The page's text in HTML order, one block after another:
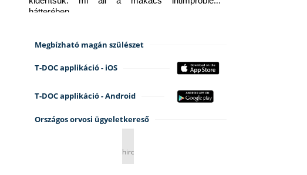
hátterében.
Megbízható magán szülészet
T-DOC applikáció - iOS
T-DOC applikáció - Android
Országos orvosi ügyeletkereső
hirdetés